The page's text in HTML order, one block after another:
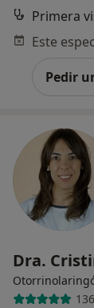
Primera
Pedir
Dra.